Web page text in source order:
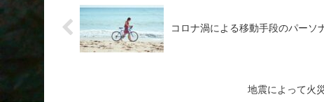
コロナ渦による移動手段のパーソ
地震によって火